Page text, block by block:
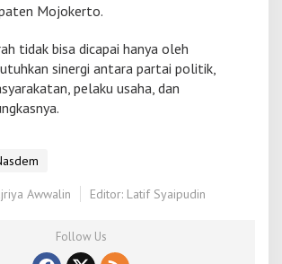
Mojokerto.
tidak bisa dicapai hanya oleh
sinergi antara partai politik,
pelaku usaha, dan
Awwalin Editor: Latif Syaipudin
Follow Us